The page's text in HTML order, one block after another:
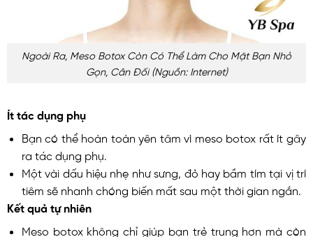
Ngoài Ra, Meso Botox Còn Có Thể Làm Cho Mặt Bạn Nhỏ
Gọn, Cân Đối (nguồn: Internet)
Ít tác dụng phụ
Bạn có thể hoàn toàn yên tâm vì meso botox rất ít gây
ra tác dụng phụ.
Một vài dấu hiệu nhẹ như sưng, đỏ hay bầm tím tại vị trí
tiêm sẽ nhanh chóng biến mất sau một thời gian ngắn.
Kết quả tự nhiên
Meso botox không chỉ giúp bạn trẻ trung hơn mà còn